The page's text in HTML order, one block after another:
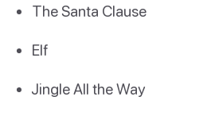
The Santa Clause
Elf
Jingle All the Way